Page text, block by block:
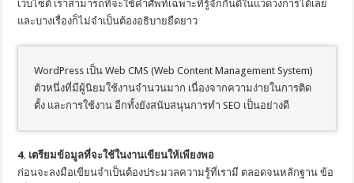
เว็บไซต์ เราสามารถที่จะใช้คำศัพท์เฉพาะที่รู้จักกันดีในแวดวงการได้เลย
และบางเรื่องก็ไม่จำเป็นต้องอธิบายยืดยาว
WordPress เป็น Web CMS (Web Content Management System)
ตัวหนึ่งที่มีผู้นิยมใช้งานจำนวนมาก เนื่องจากความง่ายในการติด
ตั้ง และการใช้งาน อีกทั้งยังสนับสนุนการทำ SEO เป็นอย่างดี
4. เตรียมข้อมูลที่จะใช้ในงานเขียนให้เพียงพอ
ก่อนจะลงมือเขียนจำเป็นต้องประมวลความรู้ที่เรามี ตลอดจนหลักฐาน ข้อ